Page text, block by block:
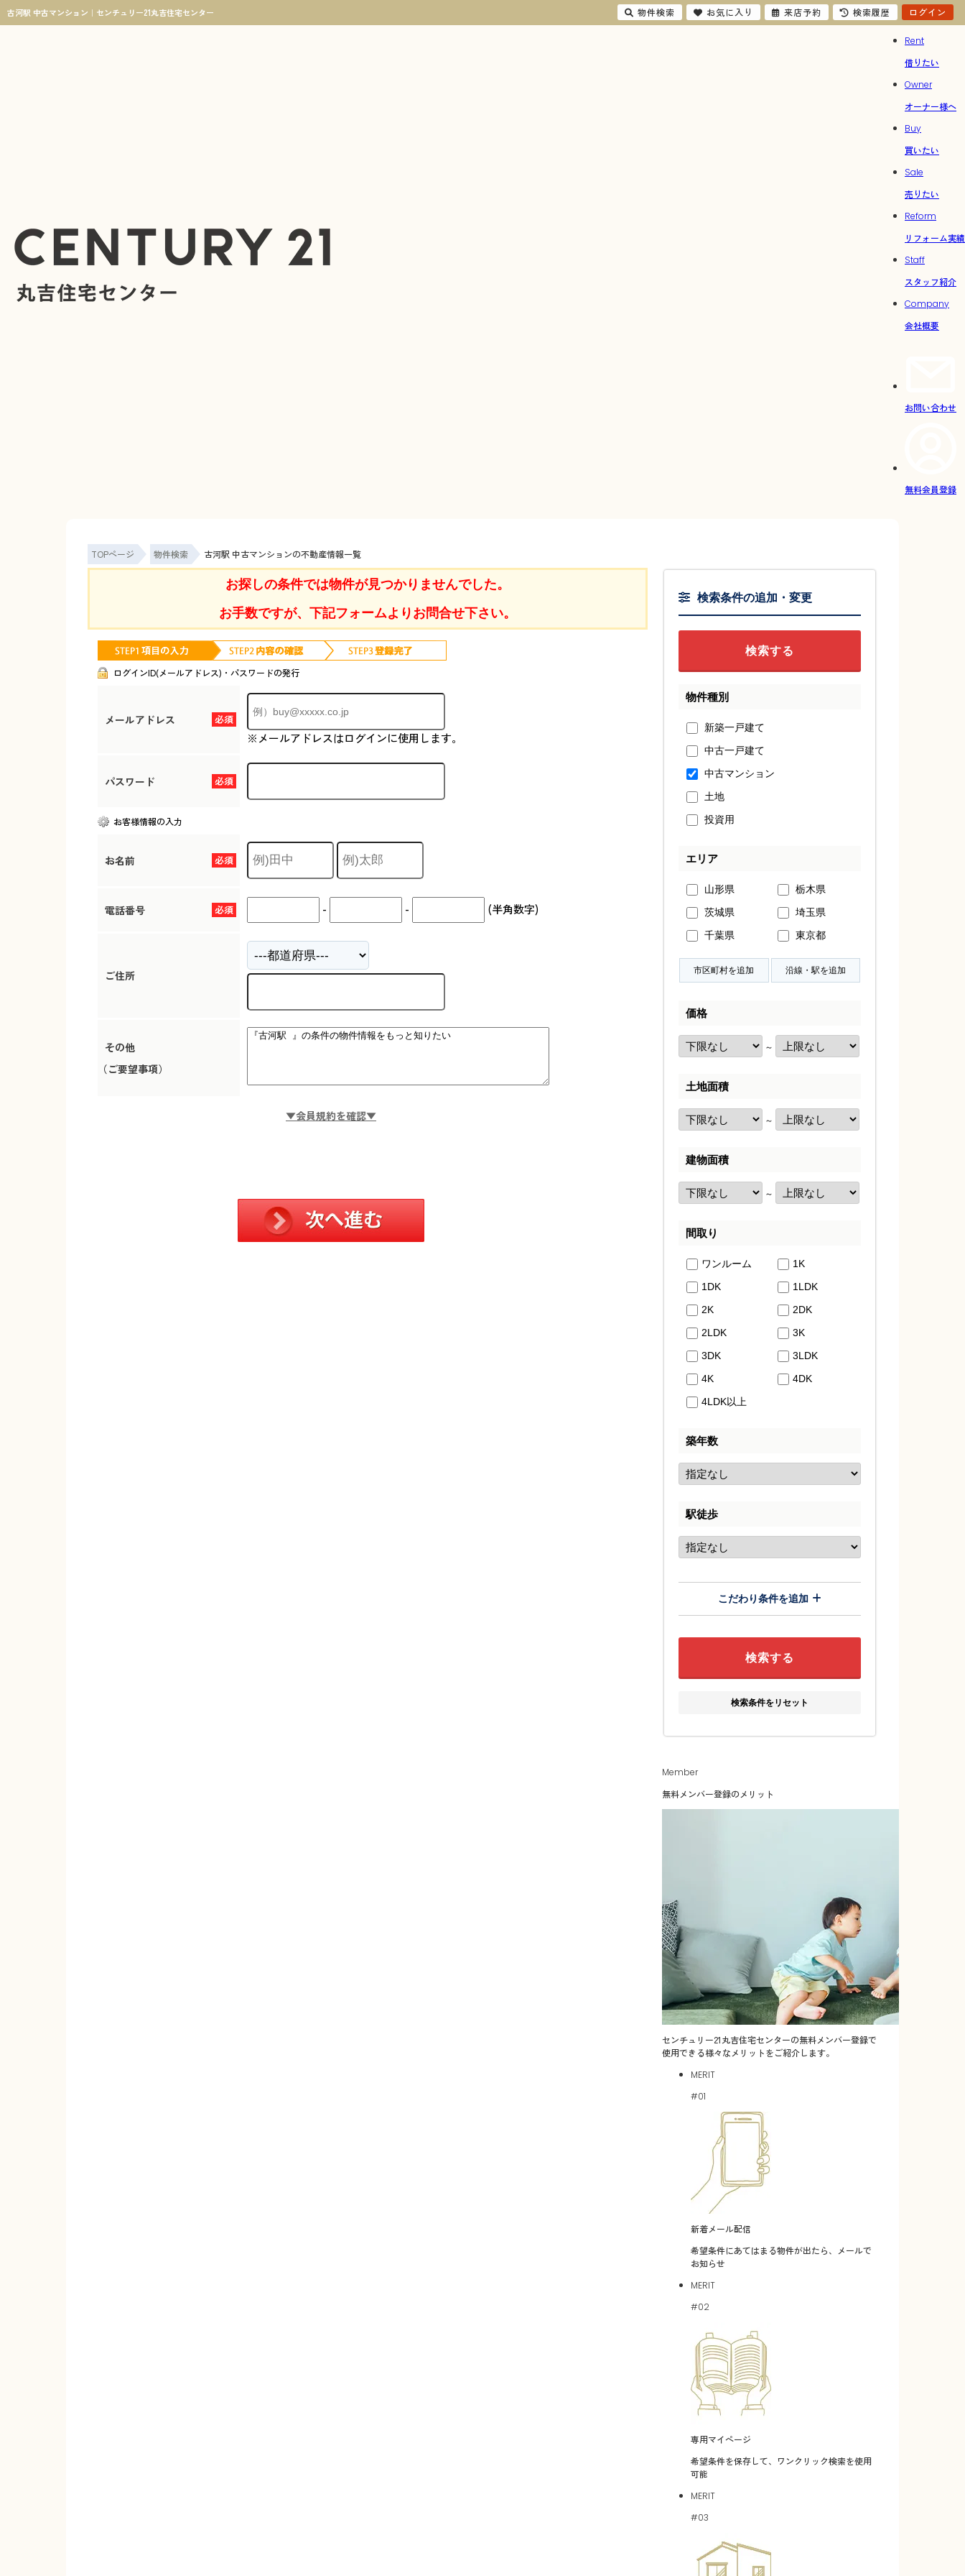
古河駅 中古マンション｜センチュリー21丸吉住宅センター
Rent
借りたい
Owner
オーナー様へ
Buy
買いたい
Sale
売りたい
Reform
リフォーム実績
Staff
スタッフ紹介
Company
会社概要
お問い合わせ
無料会員登録
TOPページ 物件検索 古河駅 中古マンションの不動産情報一覧
お探しの条件では物件が見つかりませんでした。
お手数ですが、下記フォームよりお問合せ下さい。
ログインID(メールアドレス)・パスワードの発行
必須
メールアドレス
※メールアドレスはログインに使用します。
必須
パスワード
お客様情報の入力
必須
お名前
必須
電話番号 - - (半角数字)
ご住所
その他
（ご要望事項）
▼会員規約を確認▼
検索条件の追加・変更
物件種別
新築一戸建て
中古一戸建て
中古マンション
土地
投資用
エリア
山形県
栃木県
茨城県
埼玉県
千葉県
東京都
価格
～
土地面積
～
建物面積
～
間取り
ワンルーム
1K
1DK
1LDK
2K
2DK
2LDK
3K
3DK
3LDK
4K
4DK
4LDK以上
築年数
駅徒歩
こだわり条件を追加
検索条件をリセット
Member
無料メンバー登録のメリット
センチュリー21丸吉住宅センターの無料メンバー登録で
使用できる様々なメリットをご紹介します。
MERIT
#01
新着メール配信
希望条件にあてはまる物件が出たら、メールで
お知らせ
MERIT
#02
専用マイページ
希望条件を保存して、ワンクリック検索を使用
可能
MERIT
#03
物件検索 お気に入り 来店予約 検索履歴 ログイン